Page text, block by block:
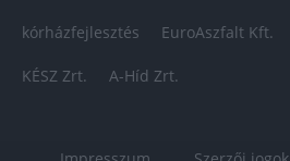
kórházfejlesztés EuroAszfalt Kft.
KÉSZ Zrt. A-Híd Zrt.